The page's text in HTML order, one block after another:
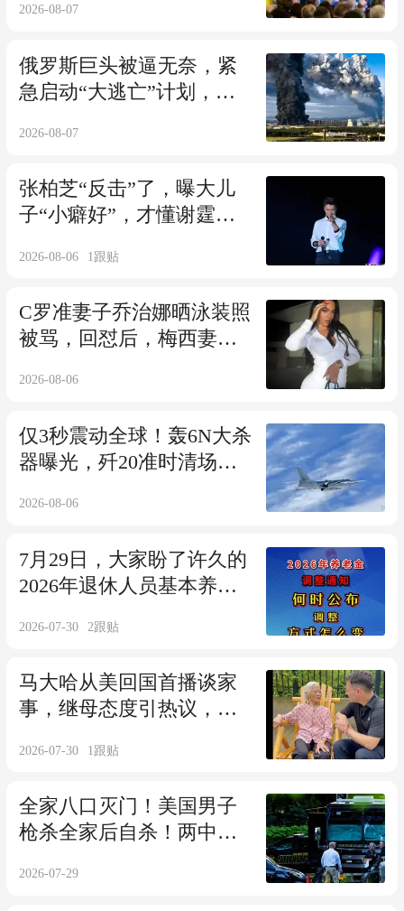
2026-08-07
俄罗斯巨头被逼无奈，紧
急启动“大逃亡”计划，出
2026-08-07
张柏芝“反击”了，曝大儿
子“小癖好”，才懂谢霆锋
2026-08-06 1跟贴
C罗准妻子乔治娜晒泳装照
被骂，回怼后，梅西妻子
2026-08-06
仅3秒震动全球！轰6N大杀
器曝光，歼20准时清场，
2026-08-06
7月29日，大家盼了许久的
2026年退休人员基本养老
2026-07-30 2跟贴
马大哈从美回国首播谈家
事，继母态度引热议，小
2026-07-30 1跟贴
全家八口灭门！美国男子
枪杀全家后自杀！两中国
2026-07-29